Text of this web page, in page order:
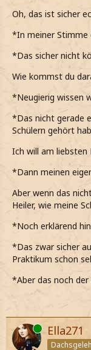
Oh, das ist sicher
*In meiner Stimme
*Das sicher nicht
Wie kommst du
*Neugierig wissen
*Das nicht gerade
Schülern gehört
Ich will am liebsten
*Dann meinen
Aber wenn das
Heiler, wie meine
*Noch erklärend
*Das zwar sicher
Praktikum schon
*Aber das noch
Online Ella271